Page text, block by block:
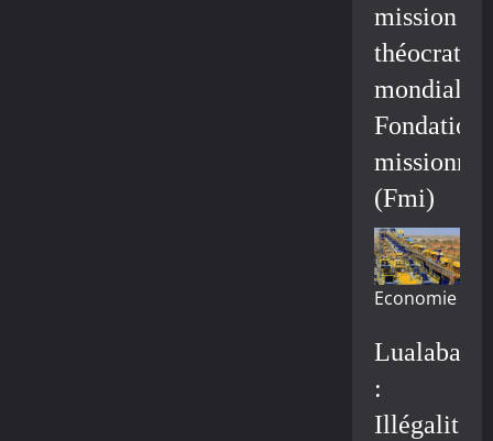
mission
mondiale/
Fondation
(Fmi)
Economie
Lualaba
:
Illégalité